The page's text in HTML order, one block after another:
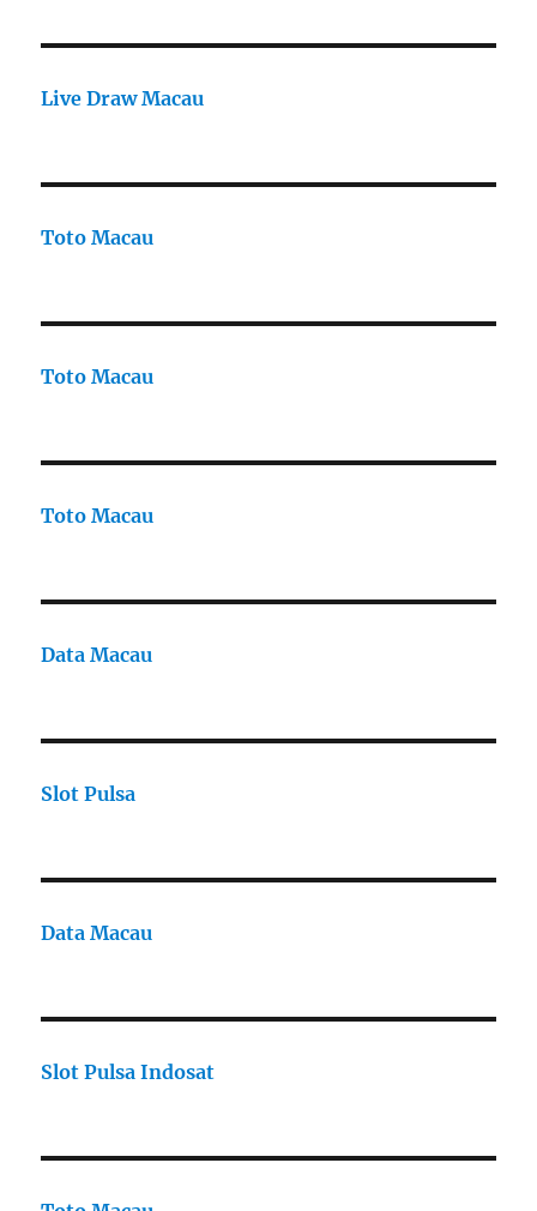
Live Draw Macau
Toto Macau
Toto Macau
Toto Macau
Data Macau
Slot Pulsa
Data Macau
Slot Pulsa Indosat